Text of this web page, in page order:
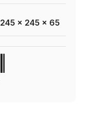
245 x 245 x 65